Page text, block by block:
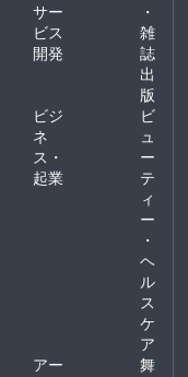
サー
ビス
開発
・
雑
誌
出
版
ビジ
ネ
ス・
起業
ビ
ュ
ー
テ
ィ
ー
・
ヘ
ル
ス
ケ
ア
アー
舞